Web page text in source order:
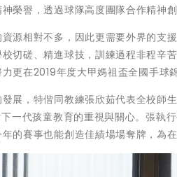
榮譽，透過球隊高度團隊合作精神創
源相對不多，因此更需要外界的支
切磋、精進球技，訓練過程非程辛
更在2019年度大甲媽祖盃全國手球
展，特偕同教練張欣茹代表全校師
一代孩童教育的重視與關心。張執
的賽事也能創造佳績場場奪牌，為在